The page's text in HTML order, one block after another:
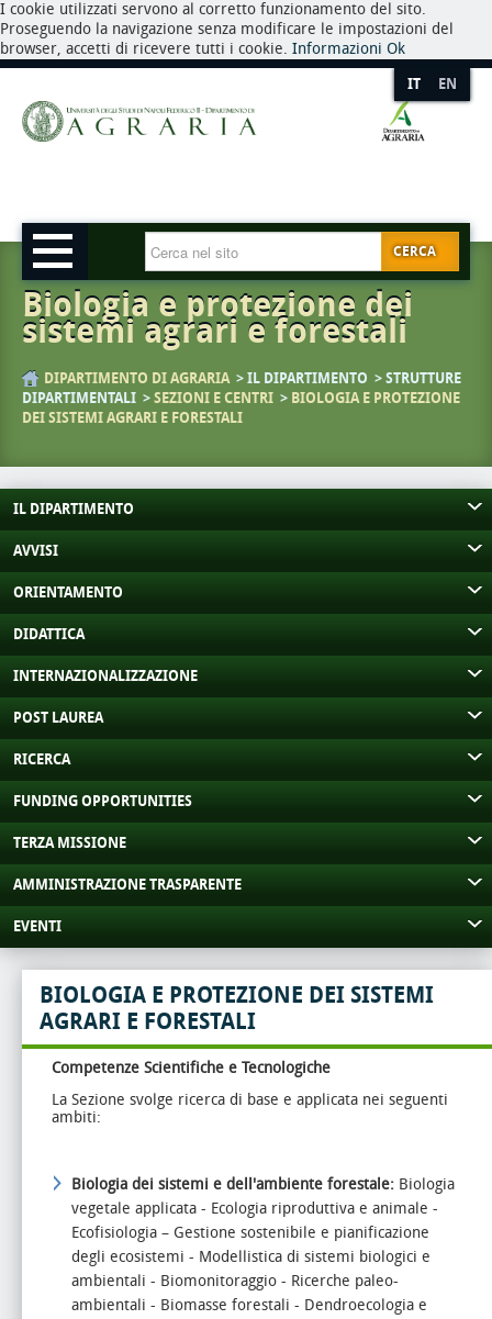
I cookie utilizzati servono al corretto funzionamento del sito.
Proseguendo la navigazione senza modificare le impostazioni del
browser, accetti di ricevere tutti i cookie. Informazioni Ok
IT EN
CERCA
Biologia e protezione dei
sistemi agrari e forestali
DIPARTIMENTO DI AGRARIA IL DIPARTIMENTO
STRUTTURE
DIPARTIMENTALI
SEZIONI E CENTRI
BIOLOGIA E PROTEZIONE
DEI SISTEMI AGRARI E FORESTALI
IL DIPARTIMENTO
AVVISI
ORIENTAMENTO
DIDATTICA
INTERNAZIONALIZZAZIONE
POST LAUREA
RICERCA
FUNDING OPPORTUNITIES
TERZA MISSIONE
AMMINISTRAZIONE TRASPARENTE
EVENTI
BIOLOGIA E PROTEZIONE DEI SISTEMI
AGRARI E FORESTALI
Competenze Scientifiche e Tecnologiche
La Sezione svolge ricerca di base e applicata nei seguenti
ambiti:
Biologia dei sistemi e dell'ambiente forestale: Biologia
vegetale applicata - Ecologia riproduttiva e animale -
Ecofisiologia – Gestione sostenibile e pianificazione
degli ecosistemi - Modellistica di sistemi biologici e
ambientali - Biomonitoraggio - Ricerche paleo-
ambientali - Biomasse forestali - Dendroecologia e